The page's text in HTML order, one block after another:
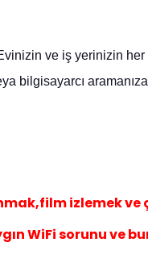
ve iş yerinizin
bilgisayarcı
izlemek
WiFi sorunu ve